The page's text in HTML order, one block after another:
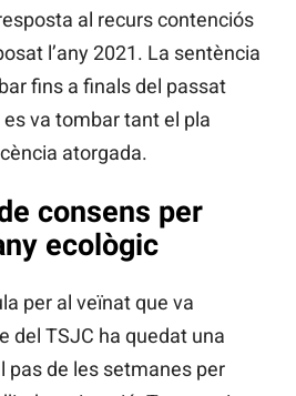
al recurs contenciós
l’any 2021. La sentència
fins a finals del passat
va tombar tant el pla
atorgada.
consens per
ecològic
per al veïnat que va
del TSJC ha quedat una
pas de les setmanes per